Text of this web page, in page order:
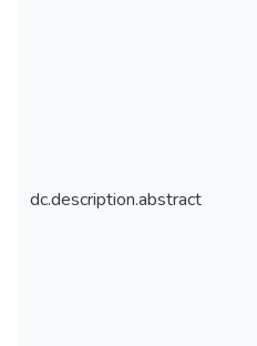
dc.description.abstract